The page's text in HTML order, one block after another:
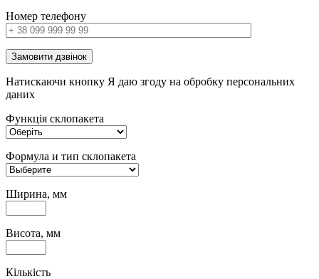
Номер телефону
Замовити дзвінок
Натискаючи кнопку Я даю згоду на обробку персональних
даних
Функція склопакета
Формула и тип склопакета
Ширина, мм
Висота, мм
Кількість